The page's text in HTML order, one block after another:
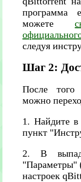
программа
можете
следуя
Шаг 2:
После того
можно
1. Найдите
пункт
2. В
"Параметры"
настроек